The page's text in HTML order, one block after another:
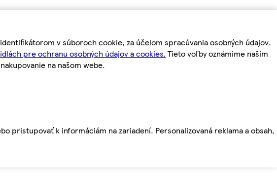
v súboroch cookie, za účelom spracúvania osobných údajov.
pre ochranu osobných údajov a cookies. Tieto voľby oznámime našim
na našom webe.
pristupovať k informáciám na zariadení. Personalizovaná reklama a obsah,